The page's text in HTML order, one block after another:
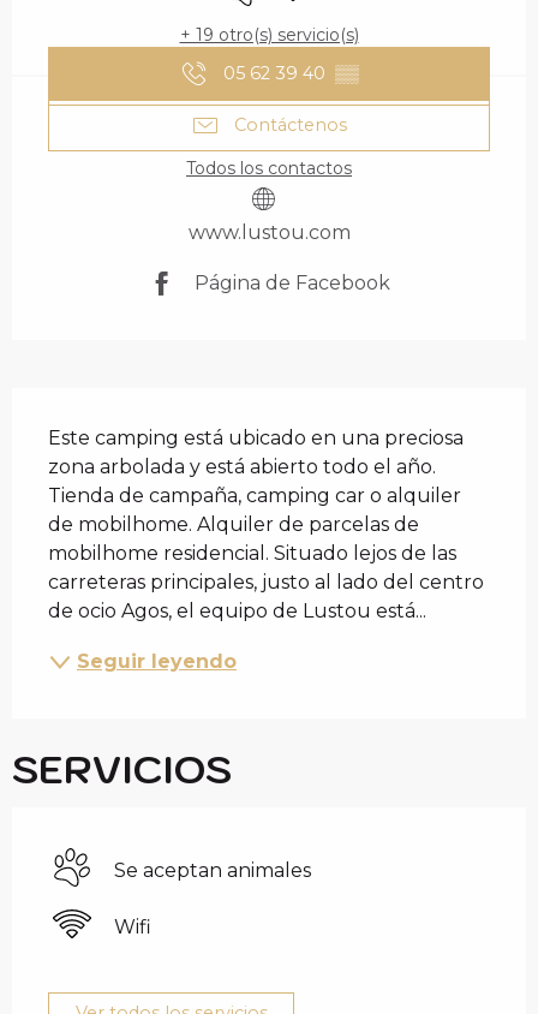
+ 19 otro(s) servicio(s)
05 62 39 40 ▒▒
Contáctenos
Todos los contactos
www.lustou.com
Página de Facebook
Este camping está ubicado en una preciosa
zona arbolada y está abierto todo el año.
Tienda de campaña, camping car o alquiler
de mobilhome. Alquiler de parcelas de
mobilhome residencial. Situado lejos de las
carreteras principales, justo al lado del centro
de ocio Agos, el equipo de Lustou está...
Seguir leyendo
SERVICIOS
Se aceptan animales
Wifi